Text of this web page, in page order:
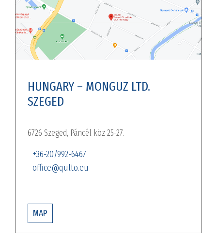
HUNGARY – MONGUZ LTD.
SZEGED
6726 Szeged, Páncél köz 25-27.
+36-20/992-6467
office@qulto.eu
MAP